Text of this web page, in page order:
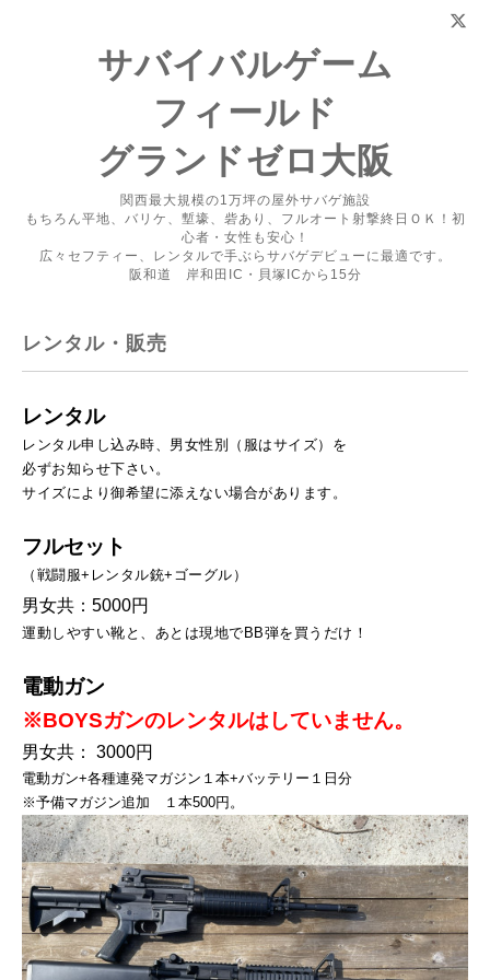
サバイバルゲーム
フィールド
グランドゼロ大阪
関西最大規模の1万坪の屋外サバゲ施設
もちろん平地、バリケ、塹壕、砦あり、フルオート射撃終日ＯＫ！初
心者・女性も安心！
広々セフティー、レンタルで手ぶらサバゲデビューに最適です。
阪和道 岸和田IC・貝塚ICから15分
レンタル・販売
レンタル
レンタル申し込み時、男女性別（服はサイズ）を
必ずお知らせ下さい。
サイズにより御希望に添えない場合があります。
フルセット
（戦闘服+レンタル銃+ゴーグル）
男女共：5000円
運動しやすい靴と、あとは現地でBB弾を買うだけ！
電動ガン
※BOYSガンのレンタルはしていません。
男女共： 3000円
電動ガン+各種連発マガジン１本+バッテリー１日分
※予備マガジン追加 １本500円。